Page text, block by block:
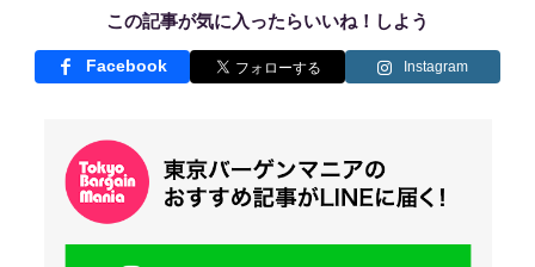
この記事が気に入ったらいいね！しよう
Facebook Instagram